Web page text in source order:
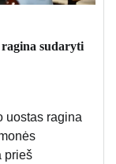
sudaryti
uostas ragina
prieš